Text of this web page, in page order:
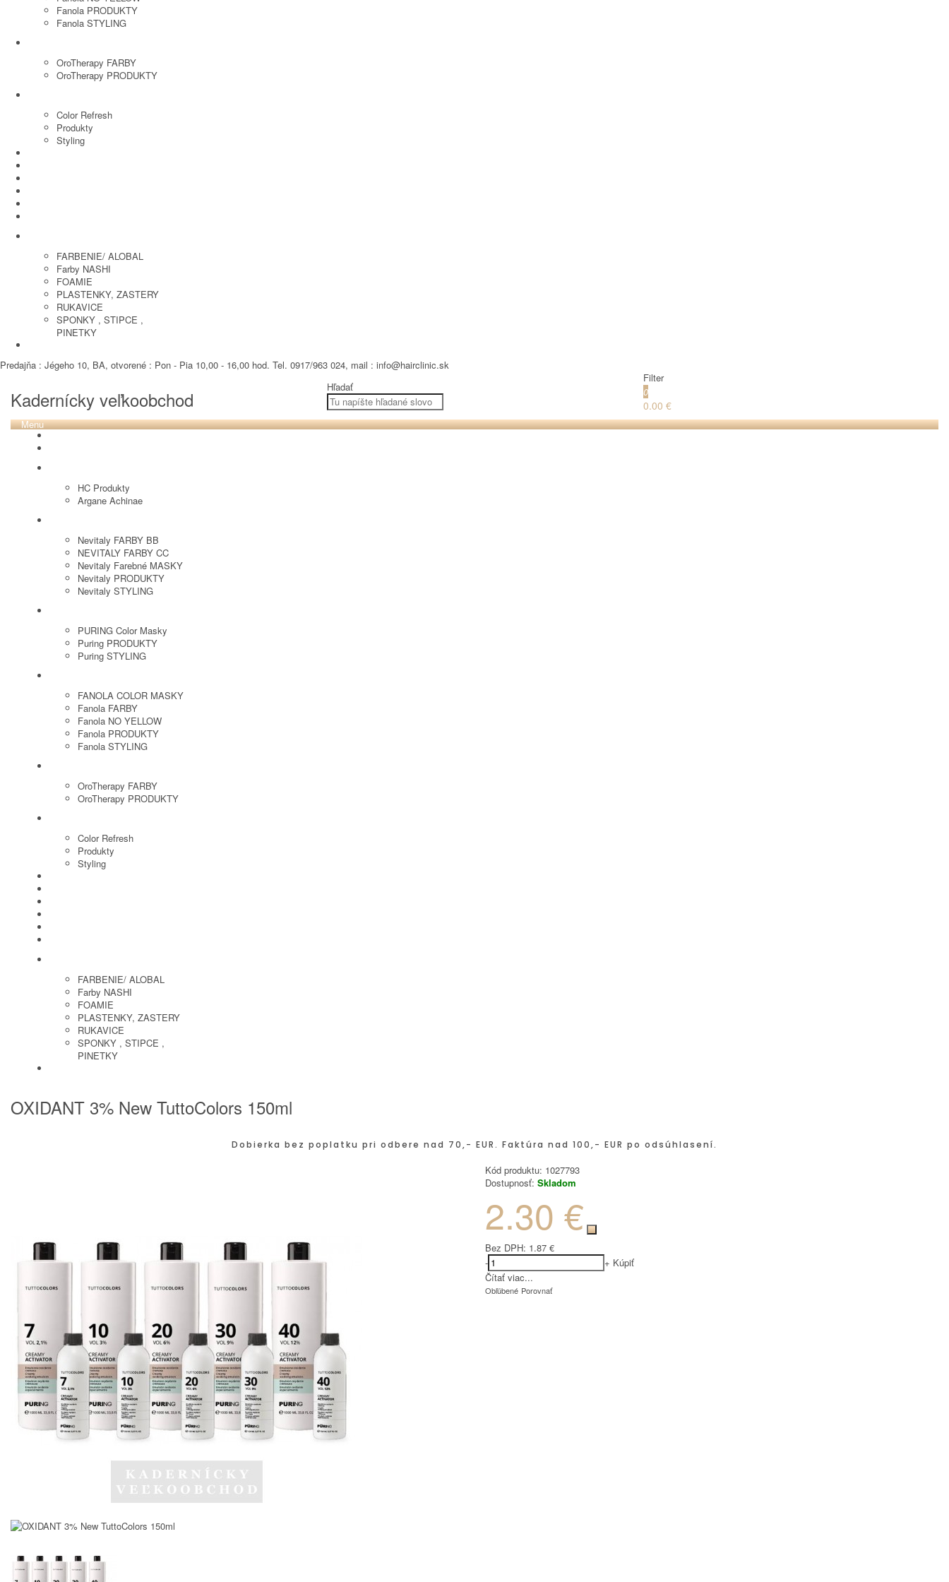
Fanola PRODUKTY
Fanola STYLING
OroTherapy FARBY
OroTherapy PRODUKTY
Color Refresh
Produkty
Styling
FARBENIE/ ALOBAL
Farby NASHI
FOAMIE
PLASTENKY, ZASTERY
RUKAVICE
SPONKY , STIPCE ,
PINETKY
Predajňa : Jégeho 10, BA, otvorené : Pon - Pia 10,00 - 16,00 hod. Tel. 0917/963 024, mail : info@hairclinic.sk
Kadernícky veľkoobchod Hľadať
Filter
0
0.00 €
Menu
HC Produkty
Argane Achinae
Nevitaly FARBY BB
NEVITALY FARBY CC
Nevitaly Farebné MASKY
Nevitaly PRODUKTY
Nevitaly STYLING
PURING Color Masky
Puring PRODUKTY
Puring STYLING
FANOLA COLOR MASKY
Fanola FARBY
Fanola NO YELLOW
Fanola PRODUKTY
Fanola STYLING
OroTherapy FARBY
OroTherapy PRODUKTY
Color Refresh
Produkty
Styling
FARBENIE/ ALOBAL
Farby NASHI
FOAMIE
PLASTENKY, ZASTERY
RUKAVICE
SPONKY , STIPCE ,
PINETKY
OXIDANT 3% New TuttoColors 150ml
Dobierka bez poplatku pri odbere nad 70,- EUR. Faktúra nad 100,- EUR po odsúhlasení.
Kód produktu: 1027793
Dostupnosť: Skladom
2.30 €
Bez DPH: 1.87 €
-
+ Kúpiť
Čítať viac...
Obľúbené Porovnať